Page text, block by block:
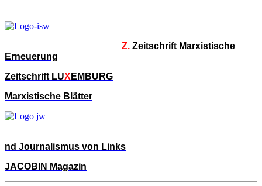
Z. Zeitschrift Marxistische
Erneuerung
Zeitschrift LUX EMBURG
Marxistische Blätter
nd Journalismus von Links
JACOBIN Magazin